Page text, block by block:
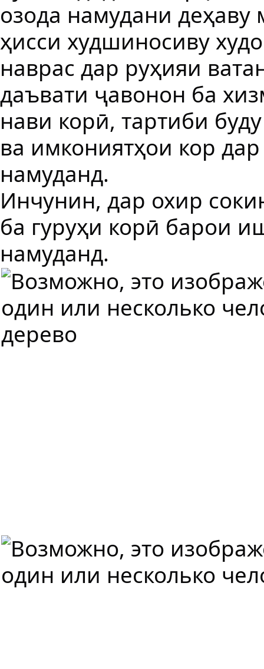
озода намудани
ҳисси худшиносиву
наврас дар руҳияи
даъвати ҷавонон ба
нави корӣ, тартиби
ва имкониятҳои кор
намуданд.
Инчунин, дар охир
ба гуруҳи корӣ барои
намуданд.